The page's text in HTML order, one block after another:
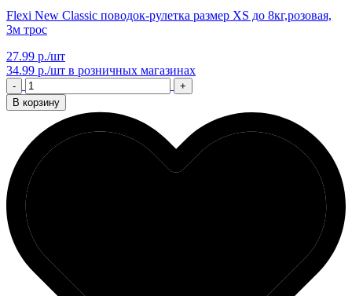
Flexi New Classic поводок-рулетка размер XS до 8кг,розовая,
3м трос
27.99 р./шт
34.99 р./шт в розничных магазинах
-
+
В корзину